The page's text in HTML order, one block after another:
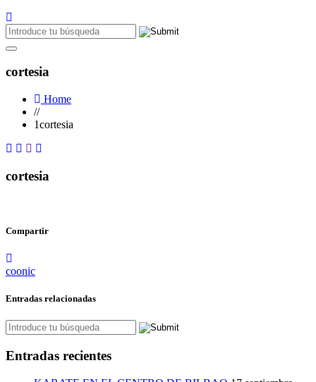
cortesia
Home
//
1cortesia
cortesia
Compartir
coonic
Entradas relacionadas
Entradas recientes